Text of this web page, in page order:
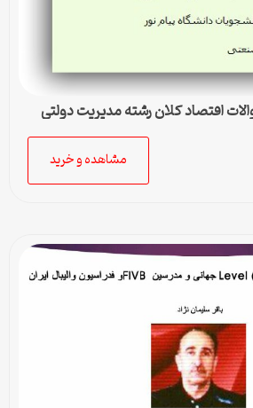
اقتصاد کلان رشته مدیریت دولتی
مشاهده و خرید